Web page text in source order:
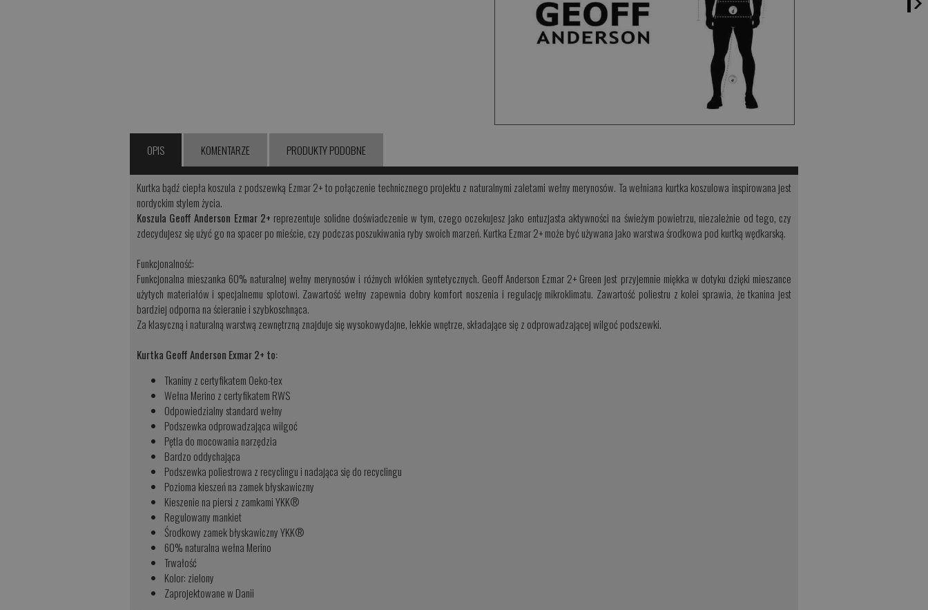
OPIS KOMENTARZE PRODUKTY PODOBNE
Kurtka bądź ciepła koszula z podszewką Ezmar 2+ to połączenie technicznego projektu z naturalnymi zaletami wełny merynosów. Ta wełniana kurtka koszulowa inspirowana jest
nordyckim stylem życia.
Koszula Geoff Anderson Ezmar 2+ reprezentuje solidne doświadczenie w tym, czego oczekujesz jako entuzjasta aktywności na świeżym powietrzu, niezależnie od tego, czy
zdecydujesz się użyć go na spacer po mieście, czy podczas poszukiwania ryby swoich marzeń. Kurtka Ezmar 2+ może być używana jako warstwa środkowa pod kurtką wędkarską.
Funkcjonalność:
Funkcjonalna mieszanka 60% naturalnej wełny merynosów i różnych włókien syntetycznych. Geoff Anderson Ezmar 2+ Green jest przyjemnie miękka w dotyku dzięki mieszance
użytych materiałów i specjalnemu splotowi. Zawartość wełny zapewnia dobry komfort noszenia i regulację mikroklimatu. Zawartość poliestru z kolei sprawia, że tkanina jest
bardziej odporna na ścieranie i szybkoschnąca.
Za klasyczną i naturalną warstwą zewnętrzną znajduje się wysokowydajne, lekkie wnętrze, składające się z odprowadzającej wilgoć podszewki.
Kurtka Geoff Anderson Exmar 2+ to:
Tkaniny z certyfikatem Oeko-tex
Wełna Merino z certyfikatem RWS
Odpowiedzialny standard wełny
Podszewka odprowadzająca wilgoć
Pętla do mocowania narzędzia
Bardzo oddychająca
Podszewka poliestrowa z recyclingu i nadająca się do recyclingu
Pozioma kieszeń na zamek błyskawiczny
Kieszenie na piersi z zamkami YKK®
Regulowany mankiet
Środkowy zamek błyskawiczny YKK®
60% naturalna wełna Merino
Trwałość
Kolor: zielony
Zaprojektowane w Danii